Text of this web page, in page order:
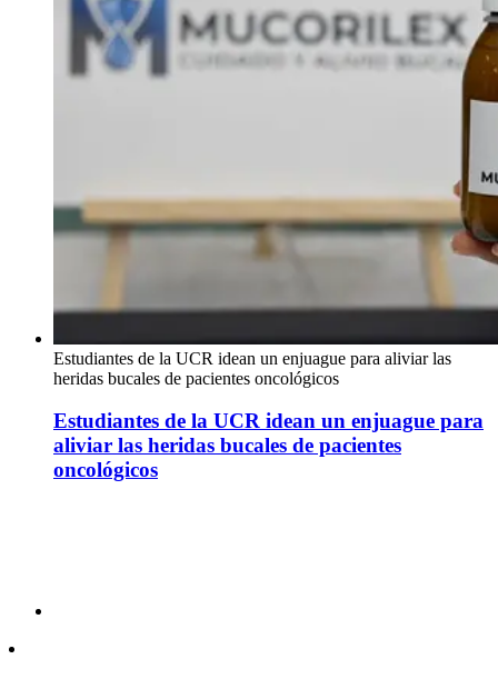
Estudiantes de la UCR idean un enjuague para aliviar las
heridas bucales de pacientes oncológicos
Estudiantes de la UCR idean un enjuague para
aliviar las heridas bucales de pacientes
oncológicos